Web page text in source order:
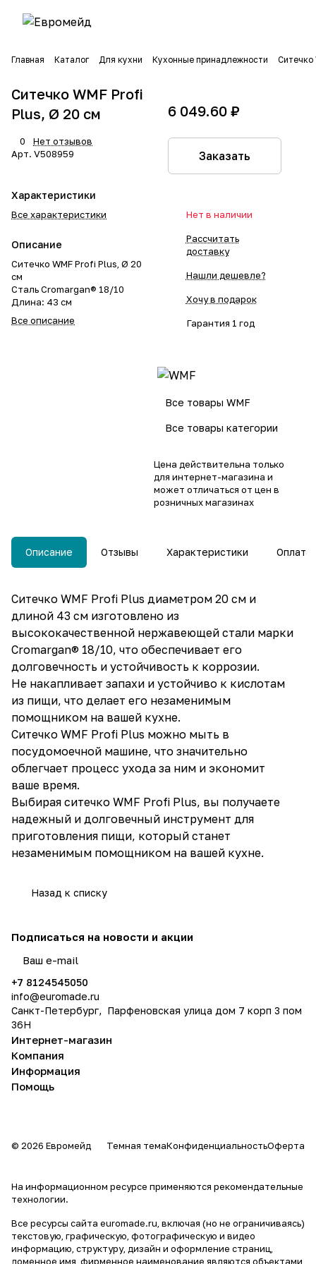
Главная Каталог Для кухни Кухонные принадлежности Ситечко
Ситечко WMF Profi
Plus, Ø 20 см
0
Нет отзывов
Арт. V508959
Характеристики
Все характеристики
Описание
Ситечко WMF Profi Plus, Ø 20
см
Сталь Cromargan® 18/10
Длина: 43 см
Все описание
6 049.60 ₽
Заказать
Нет в наличии
Рассчитать
доставку
Нашли дешевле?
Хочу в подарок
Гарантия 1 год
Все товары WMF
Все товары категории
Цена действительна только
для интернет-магазина и
может отличаться от цен в
розничных магазинах
Описание Отзывы Характеристики Оплата
Ситечко WMF Profi Plus диаметром 20 см и
длиной 43 см изготовлено из
высококачественной нержавеющей стали марки
Cromargan® 18/10, что обеспечивает его
долговечность и устойчивость к коррозии.
Не накапливает запахи и устойчиво к кислотам
из пищи, что делает его незаменимым
помощником на вашей кухне.
Ситечко WMF Profi Plus можно мыть в
посудомоечной машине, что значительно
облегчает процесс ухода за ним и экономит
ваше время.
Выбирая ситечко WMF Profi Plus, вы получаете
надежный и долговечный инструмент для
приготовления пищи, который станет
незаменимым помощником на вашей кухне.
Назад к списку
Подписаться на новости и акции
+7 8124545050
info@euromade.ru
Санкт-Петербург, Парфеновская улица дом 7 корп 3 пом
36Н
Интернет-магазин
Компания
Информация
Помощь
© 2026 Евромейд Темная темаКонфиденциальностьОферта
На информационном ресурсе применяются рекомендательные
технологии.
Все ресурсы сайта euromade.ru, включая (но не ограничиваясь)
текстовую, графическую, фотографическую и видео
информацию, структуру, дизайн и оформление страниц,
доменное имя, фирменное наименование являются объектами